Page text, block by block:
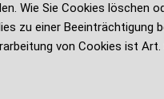
Wie Sie Cookies löschen
zu einer
von Cookies ist Art.